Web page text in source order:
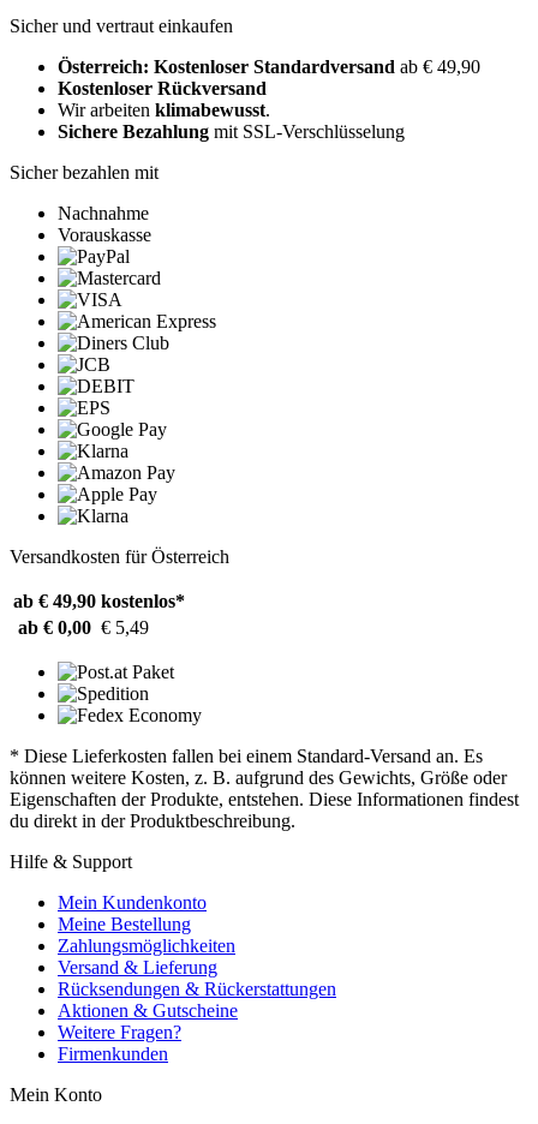
Sicher und vertraut einkaufen
Österreich: Kostenloser Standardversand ab € 49,90
Kostenloser Rückversand
Wir arbeiten klimabewusst.
Sichere Bezahlung mit SSL-Verschlüsselung
Sicher bezahlen mit
Nachnahme
Vorauskasse
Versandkosten für Österreich
ab € 49,90 kostenlos*
ab € 0,00 € 5,49
* Diese Lieferkosten fallen bei einem Standard-Versand an. Es
können weitere Kosten, z. B. aufgrund des Gewichts, Größe oder
Eigenschaften der Produkte, entstehen. Diese Informationen findest
du direkt in der Produktbeschreibung.
Hilfe & Support
Mein Kundenkonto
Meine Bestellung
Zahlungsmöglichkeiten
Versand & Lieferung
Rücksendungen & Rückerstattungen
Aktionen & Gutscheine
Weitere Fragen?
Firmenkunden
Mein Konto